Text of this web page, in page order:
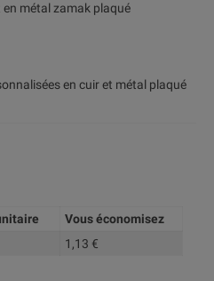
métal zamak plaqué
en cuir et métal plaqué
Vous économisez
1,13 €